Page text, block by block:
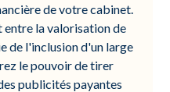
de votre cabinet.
la valorisation de
de l'inclusion d'un large
le pouvoir de tirer
publicités payantes